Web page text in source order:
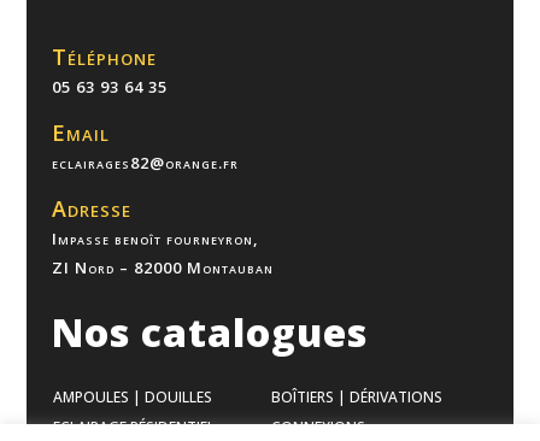
Téléphone
05 63 93 64 35
Email
eclairages82@orange.fr
Adresse
Impasse benoît fourneyron,
ZI Nord – 82000 Montauban
Nos catalogues
AMPOULES | DOUILLES
BOÎTIERS | DÉRIVATIONS
ECLAIRAGE RÉSIDENTIEL
CONNEXIONS